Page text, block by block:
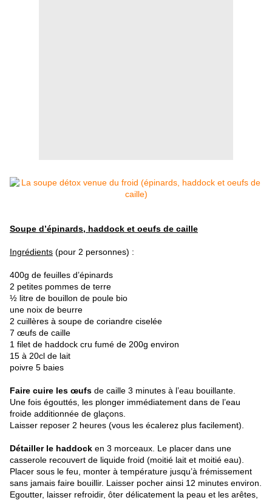
Soupe d’épinards, haddock et oeufs de caille
Ingrédients (pour 2 personnes) :
400g de feuilles d’épinards
2 petites pommes de terre
½ litre de bouillon de poule bio
une noix de beurre
2 cuillères à soupe de coriandre ciselée
7 œufs de caille
1 filet de haddock cru fumé de 200g environ
15 à 20cl de lait
poivre 5 baies
Faire cuire les œufs de caille 3 minutes à l’eau bouillante.
Une fois égouttés, les plonger immédiatement dans de l’eau
froide additionnée de glaçons.
Laisser reposer 2 heures (vous les écalerez plus facilement).
Détailler le haddock en 3 morceaux. Le placer dans une
casserole recouvert de liquide froid (moitié lait et moitié eau).
Placer sous le feu, monter à température jusqu’à frémissement
sans jamais faire bouillir. Laisser pocher ainsi 12 minutes environ.
Egoutter, laisser refroidir, ôter délicatement la peau et les arêtes,